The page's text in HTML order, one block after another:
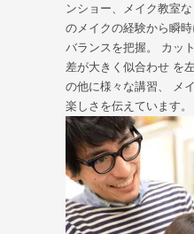
ンショー、メイク教室
のメイクの経験から瞬
バランスを把握。 カッ
差が大きく似合わせ を
の他に様々な講習、 メ
楽しさを伝えています。